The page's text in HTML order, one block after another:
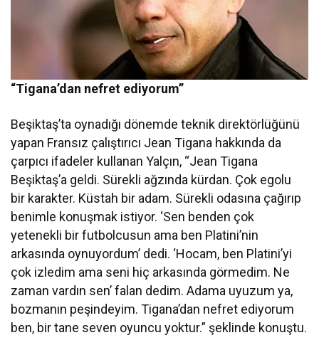
“Tigana’dan nefret ediyorum”
Beşiktaş’ta oynadığı dönemde teknik direktörlüğünü
yapan Fransız çalıştırıcı Jean Tigana hakkında da
çarpıcı ifadeler kullanan Yalçın, “Jean Tigana
Beşiktaş’a geldi. Sürekli ağzında kürdan. Çok egolu
bir karakter. Küstah bir adam. Sürekli odasına çağırıp
benimle konuşmak istiyor. ‘Sen benden çok
yetenekli bir futbolcusun ama ben Platini’nin
arkasında oynuyordum’ dedi. ‘Hocam, ben Platini’yi
çok izledim ama seni hiç arkasında görmedim. Ne
zaman vardın sen’ falan dedim. Adama uyuzum ya,
bozmanın peşindeyim. Tigana’dan nefret ediyorum
ben, bir tane seven oyuncu yoktur.” şeklinde konuştu.